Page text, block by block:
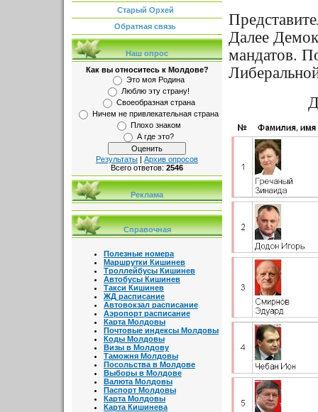
Старый Орхей
Обратная связь
Наш опрос
Как вы относитесь к Молдове?
Это моя Родина
Люблю эту страну!
Своеобразная страна
Ничем не привлекательная страна
Плохо знаком
А где это?
Результаты | Архив опросов
Всего ответов: 2546
Реклама
Справочная
Полезные номера
Маршрутки Кишинев
Троллейбусы Кишинев
Автобусы Кишинев
Такси Кишинев
ЖД расписание
Автовокзал расписание
Аэропорт расписание
Карта Молдовы
Почтовые индексы Молдовы
Коды Молдовы
Визы в Молдову
Таможня Молдовы
Посольства в Молдове
Выборы в Молдове
Валюта Молдовы
Паспорт Молдовы
Карта Молдовы
Карта Кишинева
Далее
мандатов.